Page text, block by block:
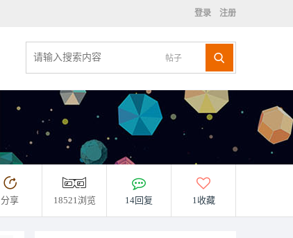
登录 注册
帖子
分享 18521浏览 14回复 1收藏